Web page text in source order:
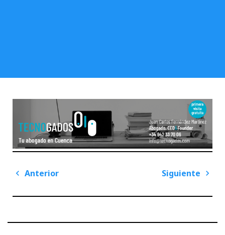
Navegación
entradas
Anterior
Siguiente